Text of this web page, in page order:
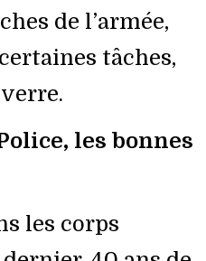
de l’armée,
tâches,
les bonnes
les corps